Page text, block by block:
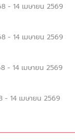
- 14 เมษายน 2569
- 14 เมษายน 2569
- 14 เมษายน 2569
14 เมษายน 2569